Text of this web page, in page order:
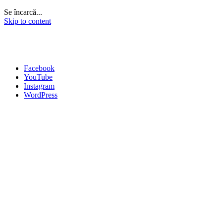
Se încarcă...
Skip to content
Facebook
YouTube
Instagram
WordPress